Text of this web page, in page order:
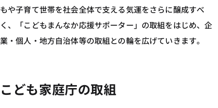
もや子育て世帯を社会全体で支える気運をさらに醸成すべ
く、「こどもまんなか応援サポーター」の取組をはじめ、企
業・個人・地方自治体等の取組との輪を広げていきます。
こども家庭庁の取組